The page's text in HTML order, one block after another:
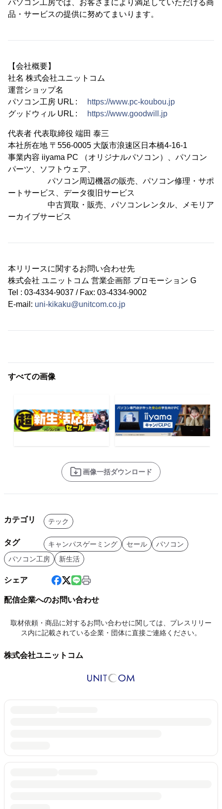
パソコン工房では、お客さまにより満足していただける商
品・サービスの提供に努めてまいります。
【会社概要】
社名 株式会社ユニットコム
運営ショップ名
パソコン工房 URL :
https://www.pc-koubou.jp
グッドウィル URL :
https://www.goodwill.jp
代表者 代表取締役 端田 泰三
本社所在地 〒556-0005 大阪市浪速区日本橋4-16-1
事業内容 iiyama PC （オリジナルパソコン）、パソコン
パーツ、ソフトウェア、
パソコン周辺機器の販売、パソコン修理・サポ
ートサービス、データ復旧サービス
中古買取・販売、パソコンレンタル、メモリア
ーカイブサービス
本リリースに関するお問い合わせ先
株式会社 ユニットコム 営業企画部 プロモーション G
Tel : 03-4334-9037 / Fax: 03-4334-9002
E-mail: uni-kikaku@unitcom.co.jp
すべての画像
画像一括ダウンロード
カテゴリ テック
タグ キャンパスゲーミング セール
パソコン
パソコン工房
新生活
シェア
配信企業へのお問い合わせ
取材依頼・商品に対するお問い合わせに関しては、プレスリリー
ス内に記載されている企業・団体に直接ご連絡ください。
株式会社ユニットコム